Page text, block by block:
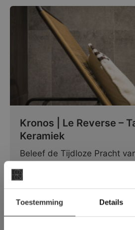
Toestemming Details
Kronos | Le Reverse –
Keramiek
Beleef de Tijdloze Pracht
Deze website
gebruik van